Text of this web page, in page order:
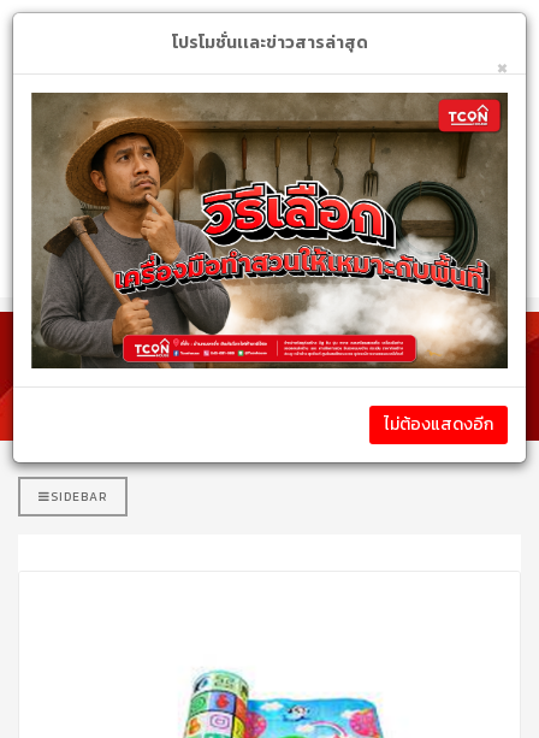
หมวดหมู่สินค้า
รายละเอียดสินค้า
SIDEBAR
โปรโมชั่นเเละข่าวสารล่าสุด
×
ไม่ต้องแสดงอีก